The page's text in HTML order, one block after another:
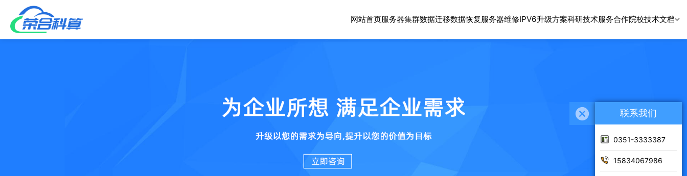
网站首页服务器集群数据迁移数据恢复服务器维修IPV6升级方案科研技术服务合作院校技术文档
联系我们
0351-3333387
15834067986